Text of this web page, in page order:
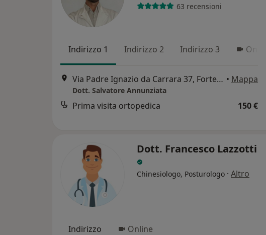
63 recensioni
Indirizzo 1 Indirizzo 2 Indirizzo 3 Online
Via Padre Ignazio da Carrara 37, Forte dei Marmi • Mappa
Dott. Salvatore Annunziata
Prima visita ortopedica 150 €
Dott. Francesco Lazzotti
Chinesiologo, Posturologo · Altro
Indirizzo Online